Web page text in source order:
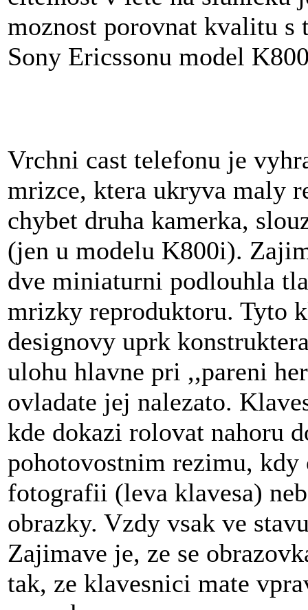
moznost porovnat kvalitu
Sony Ericssonu model
Vrchni cast telefonu je
mrizce, ktera ukryva maly
chybet druha kamerka,
(jen u modelu K800i).
dve miniaturni podlouhla
mrizky reproduktoru. Tyto
designovy uprk
ulohu hlavne pri ,,pareni
ovladate jej nalezato.
kde dokazi rolovat nahoru
pohotovostnim rezimu,
fotografii (leva klavesa)
obrazky. Vzdy vsak ve
Zajimave je, ze se
tak, ze klavesnici mate